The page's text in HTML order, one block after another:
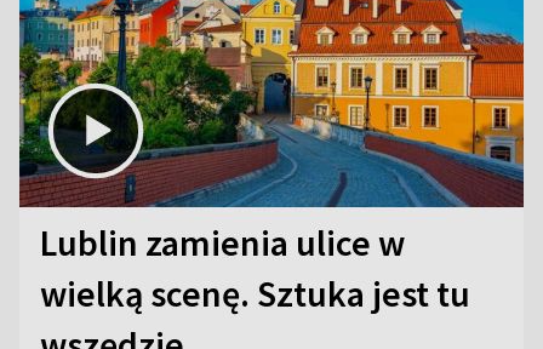
Lublin zamienia ulice w
wielką scenę. Sztuka jest tu